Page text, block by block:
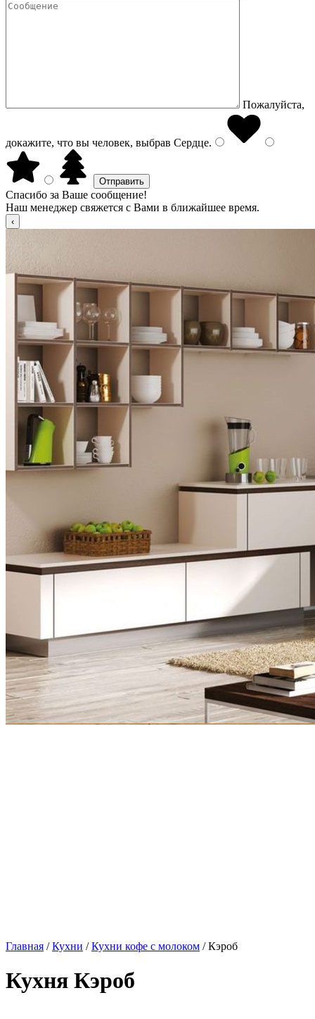
Пожалуйста,
докажите, что вы человек, выбрав Сердце.
Спасибо за Ваше сообщение!
Наш менеджер свяжется с Вами в ближайшее время.
Главная /Кухни /Кухни кофе с молоком / Кэроб
Кухня Кэроб